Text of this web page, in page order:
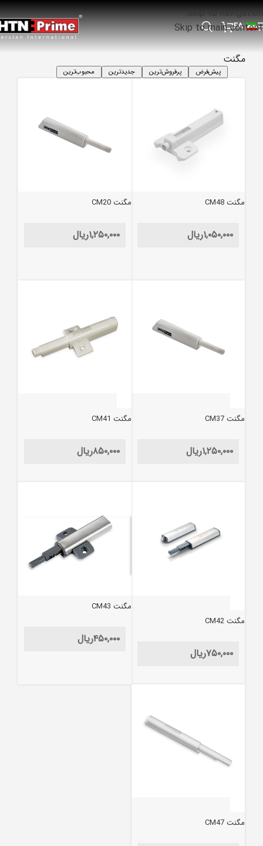
Skip to navigation
Skip to main content
FA
مگنت
پیش‌فرض پرفروش‌ترین جدیدترین محبوب‌ترین
مگنت CM48
۱,۰۵۰,۰۰۰ریال
مگنت CM20
۱,۲۵۰,۰۰۰ریال
مگنت CM37
۱,۲۵۰,۰۰۰ریال
مگنت CM41
۸۵۰,۰۰۰ریال
مگنت CM42
۷۵۰,۰۰۰ریال
مگنت CM43
۴۵۰,۰۰۰ریال
مگنت CM47